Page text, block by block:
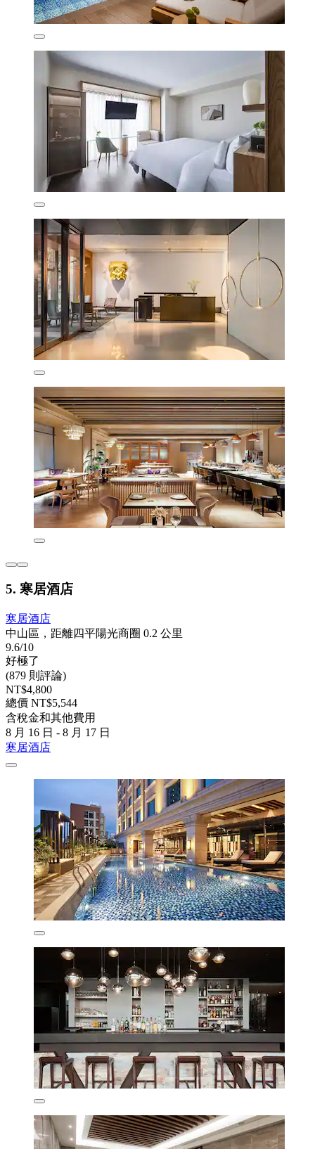
5. 寒居酒店
寒居酒店
中山區，距離四平陽光商圈 0.2 公里
9.6/10
好極了
(879 則評論)
NT$4,800
總價 NT$5,544
含稅金和其他費用
8 月 16 日 - 8 月 17 日
寒居酒店